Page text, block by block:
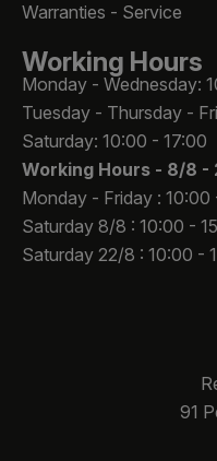
Warranties - Service
Working Hours
Monday - Wednesday:
Tuesday - Thursday -
Saturday: 10:00 - 17:00
Working Hours - 8/8 -
Monday - Friday : 10:00
Saturday 8/8 : 10:00 -
Saturday 22/8 : 10:00 -
91